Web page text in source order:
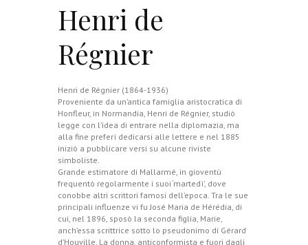
Henri de
Régnier
Henri de Régnier (1864-1936)
Proveniente da un’antica famiglia aristocratica di
Honfleur, in Normandia, Henri de Régnier, studiò
legge con l’idea di entrare nella diplomazia, ma
alla fine preferì dedicarsi alle lettere e nel 1885
iniziò a pubblicare versi su alcune riviste
simboliste.
Grande estimatore di Mallarmé, in gioventù
frequentò regolarmente i suoi ‘martedì’, dove
conobbe altri scrittori famosi dell’epoca. Tra le sue
principali influenze vi fu José Maria de Hérédia, di
cui, nel 1896, sposò la seconda figlia, Marie,
anch’essa scrittrice sotto lo pseudonimo di Gérard
d’Houville. La donna, anticonformista e fuori dagli